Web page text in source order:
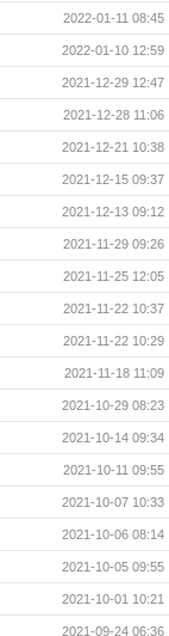
2022-01-11 08:45
2022-01-10 12:59
2021-12-29 12:47
2021-12-28 11:06
2021-12-21 10:38
2021-12-15 09:37
2021-12-13 09:12
2021-11-29 09:26
2021-11-25 12:05
2021-11-22 10:37
2021-11-22 10:29
2021-11-18 11:09
2021-10-29 08:23
2021-10-14 09:34
2021-10-11 09:55
2021-10-07 10:33
2021-10-06 08:14
2021-10-05 09:55
2021-10-01 10:21
2021-09-24 06:36